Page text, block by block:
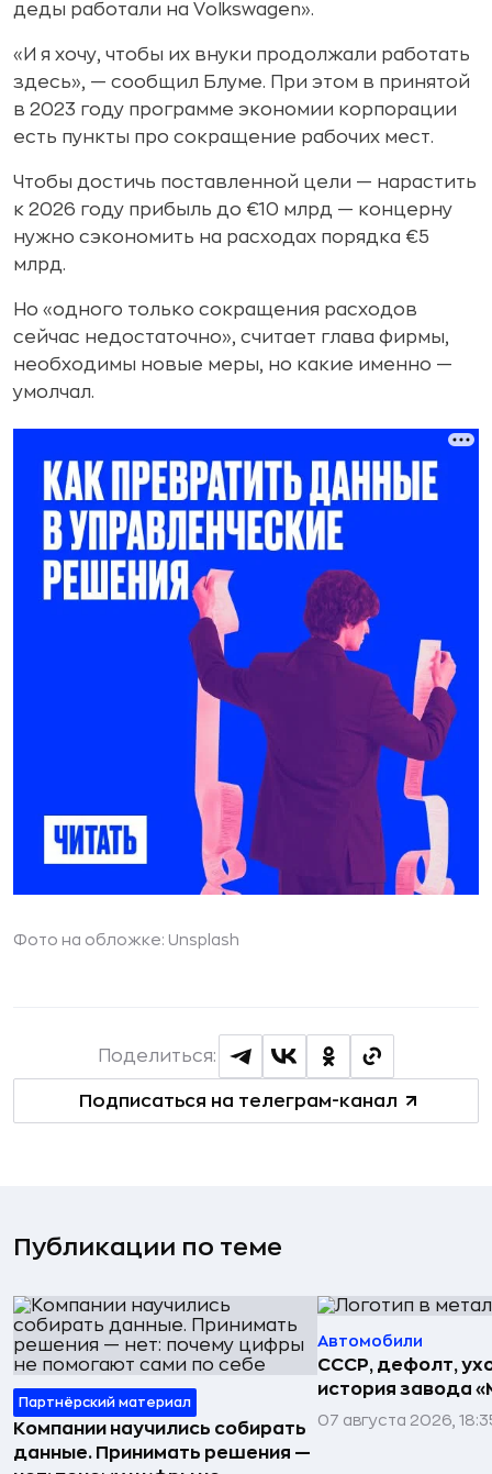
деды работали на Volkswagen».
«И я хочу, чтобы их внуки продолжали работать
здесь», — сообщил Блуме. При этом в принятой
в 2023 году программе экономии корпорации
есть пункты про сокращение рабочих мест.
Чтобы достичь поставленной цели — нарастить
к 2026 году прибыль до €10 млрд — концерну
нужно сэкономить на расходах порядка €5
млрд.
Но «одного только сокращения расходов
сейчас недостаточно», считает глава фирмы,
необходимы новые меры, но какие именно —
умолчал.
Фото на обложке: Unsplash
Подписаться на телеграм-канал
Поделиться:
Публикации по теме
Партнёрский материал
Компании научились собирать
данные. Принимать решения —
Автомобили
СССР, дефолт,
история завода
07 августа 2026,